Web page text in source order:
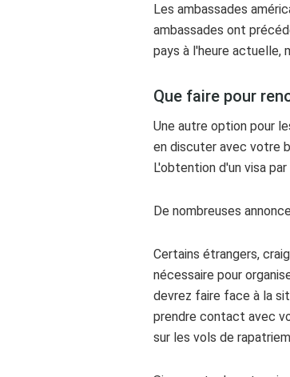
Les ambassades
ambassades ont
pays à l'heure actuelle,
Que faire pour
Une autre option pour
en discuter avec votre
L'obtention d'un visa
De nombreuses
Certains étrangers,
nécessaire pour
devrez faire face à la
prendre contact avec
sur les vols de